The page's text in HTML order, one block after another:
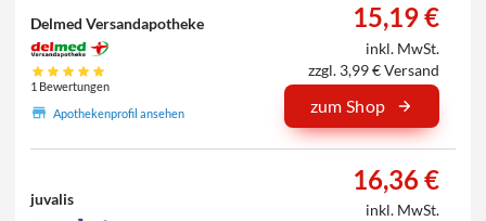
Delmed Versandapotheke
1 Bewertungen
Apothekenprofil ansehen
15,19 €
inkl. MwSt.
zzgl. 3,99 € Versand
zum Shop
juvalis
16,36 €
inkl. MwSt.